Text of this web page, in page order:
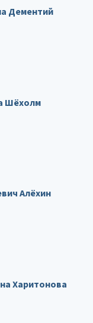
Дементий
Шёхолм
Алёхин
Харитонова